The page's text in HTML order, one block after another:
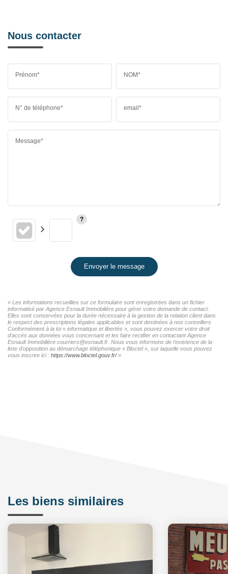
Nous contacter
Prénom* NOM*
N° de téléphone* email*
Message*
Envoyer le message
« Les informations recueillies sur ce formulaire sont enregistrées dans un fichier
informatisé par Agence Esnault Immobilière pour gérer votre demande de contact.
Elles sont conservées pour la durée nécessaire à la gestion de la relation client dans
le respect des prescriptions légales applicables et sont destinées à nos conseillers
Conformément à la loi « informatique et libertés », vous pouvez exercer votre droit
d'accès aux données vous concernant et les faire rectifier en contactant Agence
Esnault Immobilière courriers@esnault.fr. Nous vous informons de l'existence de la
liste d'opposition au démarchage téléphonique « Bloctel », sur laquelle vous pouvez
vous inscrire ici : https://www.bloctel.gouv.fr/»
Les biens similaires